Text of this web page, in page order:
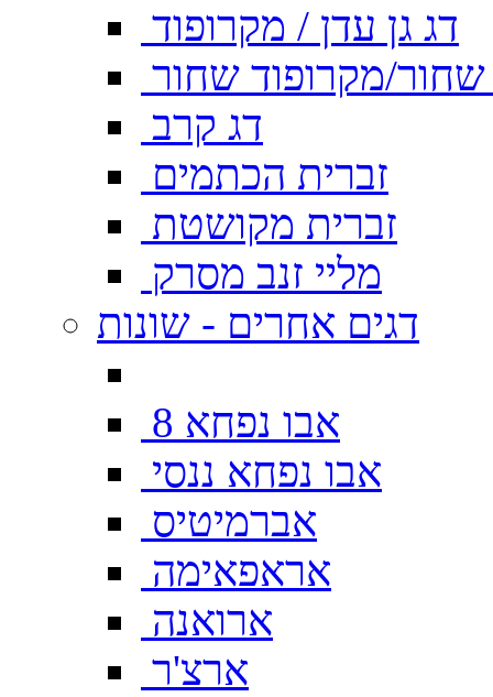
דג גן עדן / מקרופוד
שחור/מקרופוד שחור
דג קרב
זברית הכתמים
זברית מקושטת
מליי זנב מסרק
דגים אחרים - שונות
אבו נפחא 8
אבו נפחא ננסי
אברמיטיס
אראפאימה
ארואנה
ארצ'ר